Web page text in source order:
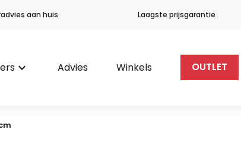
aan huis Laagste prijsgarantie
keyboard_arrow_down Advies Winkels OUTLET